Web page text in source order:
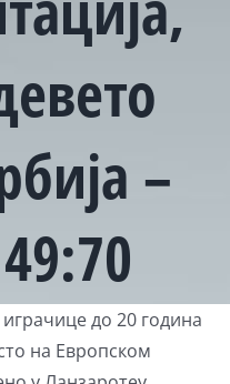
–
до 20 година
на Европском